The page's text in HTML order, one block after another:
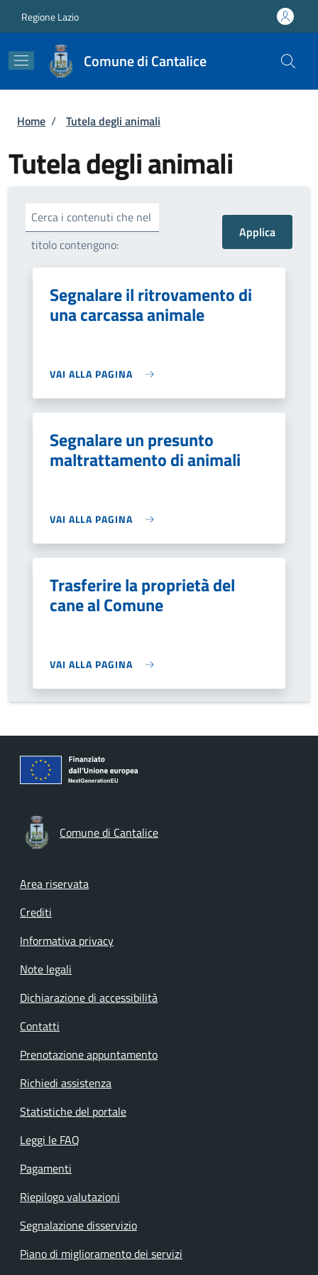
Regione Lazio
Comune di Cantalice
Briciole di pane
Home / Tutela degli animali
Tutela degli animali
Cerca i contenuti che nel
titolo contengono:
Segnalare il ritrovamento di
una carcassa animale
VAI ALLA PAGINA
Segnalare un presunto
maltrattamento di animali
VAI ALLA PAGINA
Trasferire la proprietà del
cane al Comune
VAI ALLA PAGINA
Comune di Cantalice
Footer menu
Area riservata
Crediti
Informativa privacy
Note legali
Dichiarazione di accessibilità
Contatti
Prenotazione appuntamento
Richiedi assistenza
Statistiche del portale
Leggi le FAQ
Pagamenti
Riepilogo valutazioni
Segnalazione disservizio
Piano di miglioramento dei servizi